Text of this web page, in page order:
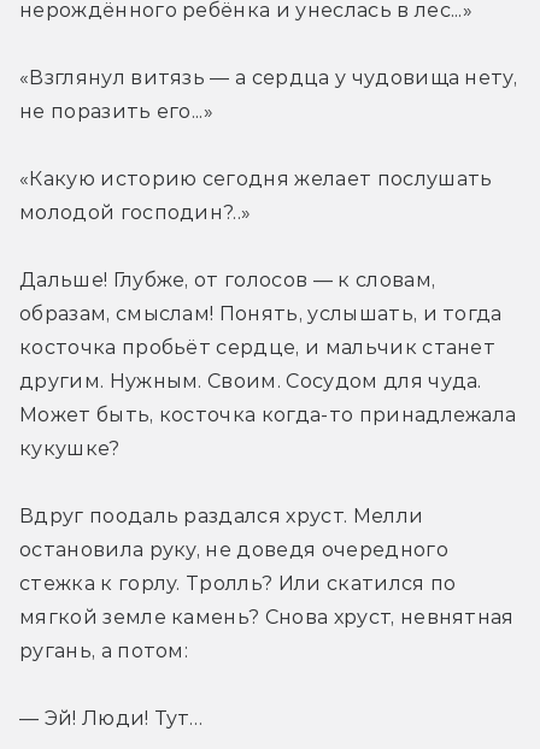
нерождённого ребёнка и унеслась в лес...»
«Взглянул витязь — а сердца у чудовища нету,
не поразить его...»
«Какую историю сегодня желает послушать
молодой господин?..»
Дальше! Глубже, от голосов — к словам,
образам, смыслам! Понять, услышать, и тогда
косточка пробьёт сердце, и мальчик станет
другим. Нужным. Своим. Сосудом для чуда.
Может быть, косточка когда-то принадлежала
кукушке?
Вдруг поодаль раздался хруст. Мелли
остановила руку, не доведя очередного
стежка к горлу. Тролль? Или скатился по
мягкой земле камень? Снова хруст, невнятная
ругань, а потом:
— Эй! Люди! Тут…